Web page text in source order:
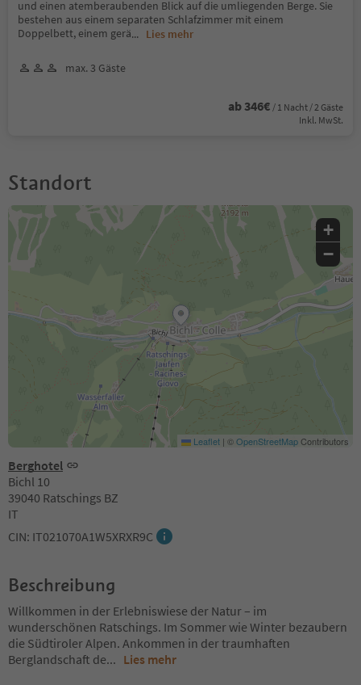
und einen atemberaubenden Blick auf die umliegenden Berge. Sie
bestehen aus einem separaten Schlafzimmer mit einem
Doppelbett, einem gerä... Lies mehr
max. 3 Gäste
ab 346€ / 1 Nacht / 2 Gäste
Inkl. MwSt.
Standort
Berghotel
Bichl 10
39040 Ratschings BZ
IT
CIN: IT021070A1W5XRXR9C
+
−
Leaflet | ©OpenStreetMapContributors
Beschreibung
Willkommen in der Erlebniswiese der Natur – im
wunderschönen Ratschings. Im Sommer wie Winter bezaubern
die Südtiroler Alpen. Ankommen in der traumhaften
Berglandschaft de... Lies mehr